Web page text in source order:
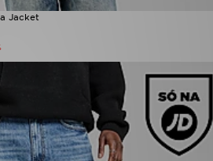
Jacket